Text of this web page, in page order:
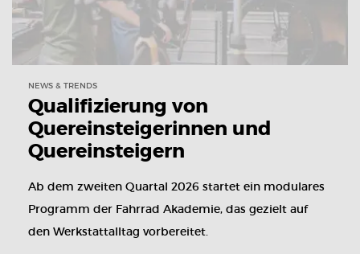
NEWS & TRENDS
Qualifizierung von
Quereinsteigerinnen und
Quereinsteigern
Ab dem zweiten Quartal 2026 startet ein modulares
Programm der Fahrrad Akademie, das gezielt auf
den Werkstattalltag vorbereitet.